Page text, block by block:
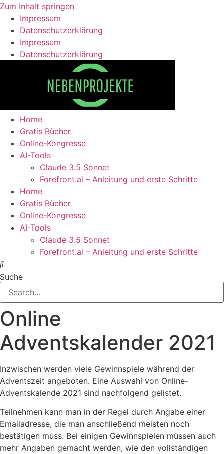
Zum Inhalt springen
Impressum
Datenschutzerklärung
Impressum
Datenschutzerklärung
Home
Gratis Bücher
Online-Kongresse
AI-Tools
Claude 3.5 Sonnet
Forefront.ai – Anleitung und erste Schritte
Home
Gratis Bücher
Online-Kongresse
AI-Tools
Claude 3.5 Sonnet
Forefront.ai – Anleitung und erste Schritte
Suche
Online
Adventskalender 2021
Inzwischen werden viele Gewinnspiele während der
Adventszeit angeboten. Eine Auswahl von Online-
Adventskalende 2021 sind nachfolgend gelistet.
Teilnehmen kann man in der Regel durch Angabe einer
Emailadresse, die man anschließend meisten noch
bestätigen muss. Bei einigen Gewinnspielen müssen auch
mehr Angaben gemacht werden, wie den vollständigen